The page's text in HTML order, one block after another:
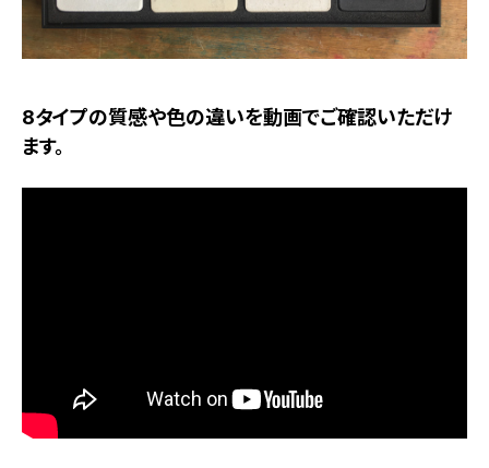
8タイプの質感や色の違いを動画でご確認いただけ
ます。